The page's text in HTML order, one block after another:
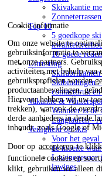
Cookie-informatie
Om onze website te
gebruiksinformatie te
met onze partners.
activiteiten met behulp van
gebruiksprofielen worden
productaanbevelingen,
Hiervoor hebben wij uw
trekken), wat ook de
derde aanbieders in derde
inhoudt, zoals Google of
Door op accepterente
functionele cookies en
klikt, gebruiken we alleen
Skivakantie
Top 10
5 goedkope
10 goede
Uitrusting
Skifabrikanten
Skibindingen -
contactdruk
Vakantie &
Wanneer is de
Langlaufen -
Veiligheid op skis
Voor het
de moeite
Lawinegevaar
lawines